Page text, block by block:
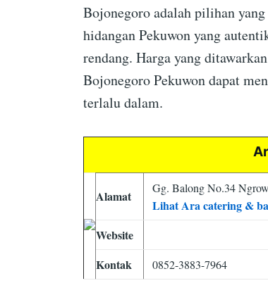
Bojonegoro adalah pilihan
hidangan Pekuwon yang
rendang. Harga yang
Bojonegoro Pekuwon dapat
terlalu dalam.
Alamat
Gg. Balong No.34
Lihat Ara catering &
Website
Kontak
0852-3883-7964